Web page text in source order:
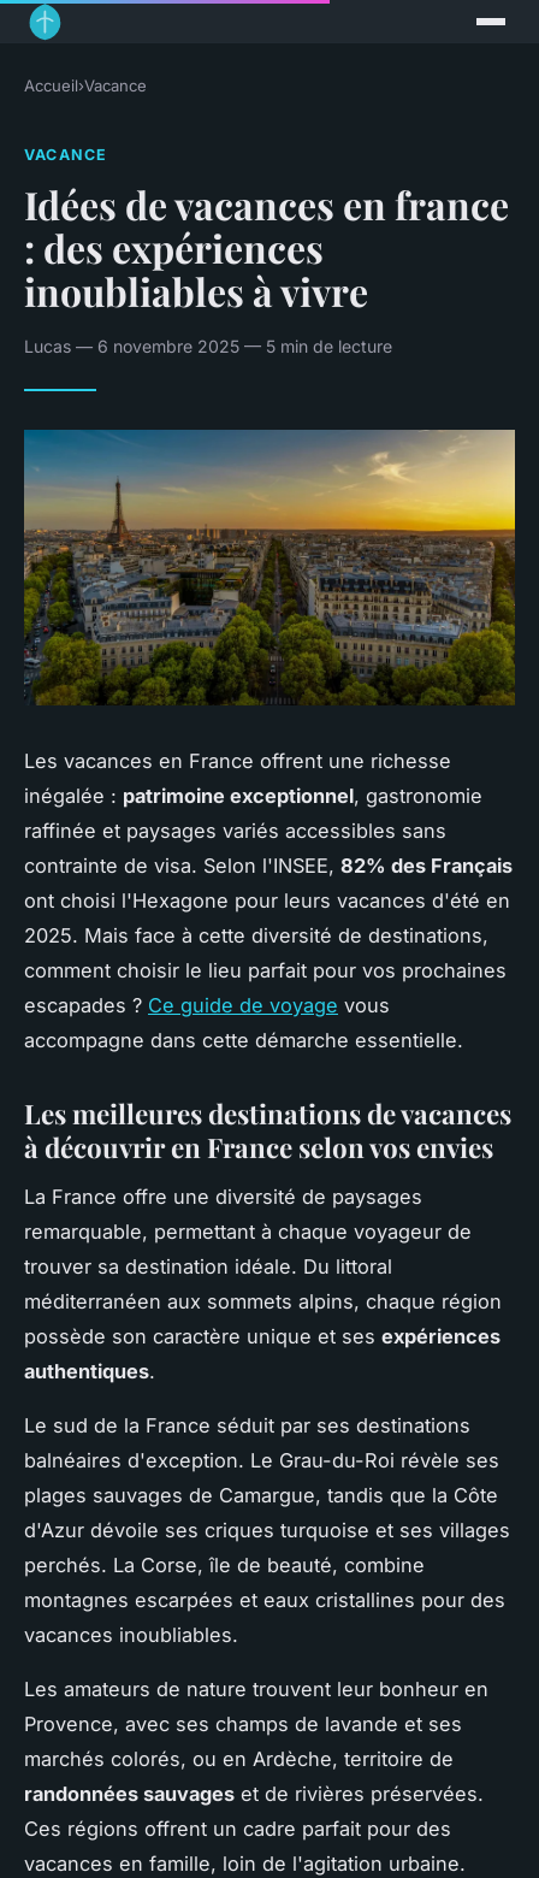
Accueil›Vacance
VACANCE
Idées de vacances en france
: des expériences
inoubliables à vivre
Lucas — 6 novembre 2025 — 5 min de lecture
Les vacances en France offrent une richesse
inégalée : patrimoine exceptionnel, gastronomie
raffinée et paysages variés accessibles sans
contrainte de visa. Selon l'INSEE, 82% des Français
ont choisi l'Hexagone pour leurs vacances d'été en
2025. Mais face à cette diversité de destinations,
comment choisir le lieu parfait pour vos prochaines
escapades ? Ce guide de voyage vous
accompagne dans cette démarche essentielle.
Les meilleures destinations de vacances
à découvrir en France selon vos envies
La France offre une diversité de paysages
remarquable, permettant à chaque voyageur de
trouver sa destination idéale. Du littoral
méditerranéen aux sommets alpins, chaque région
possède son caractère unique et ses expériences
authentiques.
Le sud de la France séduit par ses destinations
balnéaires d'exception. Le Grau-du-Roi révèle ses
plages sauvages de Camargue, tandis que la Côte
d'Azur dévoile ses criques turquoise et ses villages
perchés. La Corse, île de beauté, combine
montagnes escarpées et eaux cristallines pour des
vacances inoubliables.
Les amateurs de nature trouvent leur bonheur en
Provence, avec ses champs de lavande et ses
marchés colorés, ou en Ardèche, territoire de
randonnées sauvages et de rivières préservées.
Ces régions offrent un cadre parfait pour des
vacances en famille, loin de l'agitation urbaine.